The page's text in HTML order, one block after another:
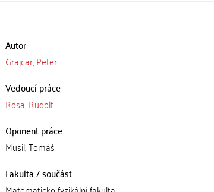
Autor
Grajcar, Peter
Vedoucí práce
Rosa, Rudolf
Oponent práce
Musil, Tomáš
Fakulta / součást